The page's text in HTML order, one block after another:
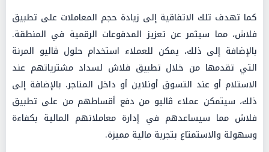
كما تهدف تلك الاتفاقية إلى زيادة حجم المعاملات على تطبيق
فلاش، مما سيثمر عن تعزيز المدفوعات الرقمية في المنطقة.
بالإضافة إلى ذلك، يمكن للعملاء استخدام حلول ڤاليو المرنة
التي تقدمها من خلال تطبيق فلاش لسداد مشترياتهم عند
الاستلام أو عند التسوق أونلاين أو داخل المتاجر. بالإضافة إلى
ذلك، سيتمكن عملاء ڤاليو من دفع أقساطهم من على تطبيق
فلاش مما سيساعدهم في إدارة معاملاتهم المالية بكفاءة
وسهولة والاستمتاع بتجربة مالية مميزة.